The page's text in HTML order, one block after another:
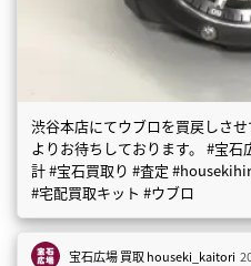
渋谷本店にてウブロを買戻しさ
よりお待ちしております。 #宝
計 #宝石買取り #査定
#宅配買取キット #ウブロ
宝石広場 買取houseki_kaitori